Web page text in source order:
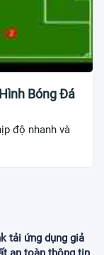
Bóng Đá
độ nhanh và
tải ứng dụng giả